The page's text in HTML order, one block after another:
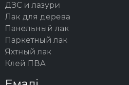
ДЗС и лазури
Лак для дерева
Панельный лак
Паркетный лак
Яхтный лак
Клей ПВА